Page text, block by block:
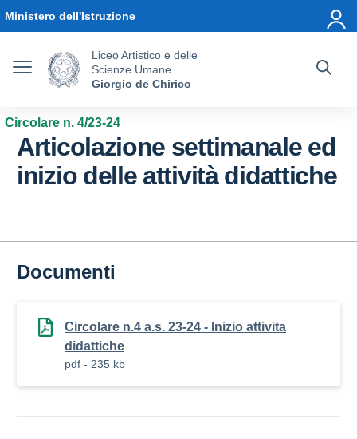
Ministero dell'Istruzione
Liceo Artistico e delle
Scienze Umane
Giorgio de Chirico
Circolare n. 4/23-24
Articolazione settimanale ed
inizio delle attività didattiche
Documenti
Circolare n.4 a.s. 23-24 - Inizio attivita
didattiche
pdf - 235 kb